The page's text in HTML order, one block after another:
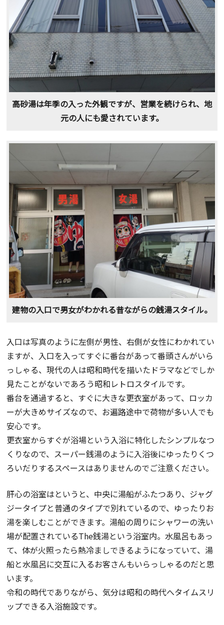
高砂湯は年季の入った外観ですが、営業を続けられ、地
元の人にも愛されています。
建物の入口で男女がわかれる昔ながらの銭湯スタイル。
入口は写真のように左側が男性、右側が女性にわかれてい
ますが、入口を入ってすぐに番台があって番頭さんがいら
っしゃる、現代の人は昭和時代を描いたドラマなどでしか
見たことがないであろう昭和レトロスタイルです。
番台を通過すると、すぐに大きな更衣室があって、ロッカ
ーが大きめサイズなので、お遍路途中で荷物が多い人でも
安心です。
更衣室からすぐが浴場という入浴に特化したシンプルなつ
くりなので、スーパー銭湯のように入浴後にゆったりくつ
ろいだりするスペースはありませんのでご注意ください。
肝心の浴室はというと、中央に湯船がふたつあり、ジャグ
ジータイプと普通のタイプで別れているので、ゆったりお
湯を楽しむことができます。湯船の周りにシャワーの洗い
場が配置されているThe銭湯という浴室内。水風呂もあっ
て、体が火照ったら熱冷ましできるようになっていて、湯
船と水風呂に交互に入るお客さんもいらっしゃるのだと思
います。
令和の時代でありながら、気分は昭和の時代へタイムスリ
ップできる入浴施設です。